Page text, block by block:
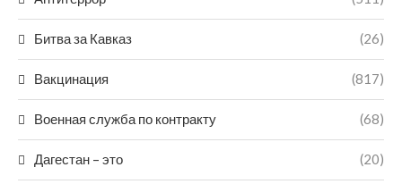
Битва за Кавказ (26)
Вакцинация (817)
Военная служба по контракту (68)
Дагестан – это (20)